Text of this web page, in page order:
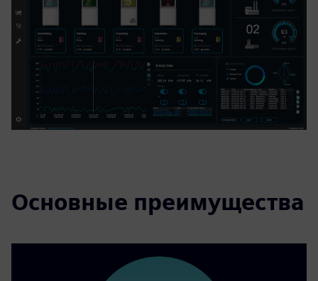
Основные преимущества